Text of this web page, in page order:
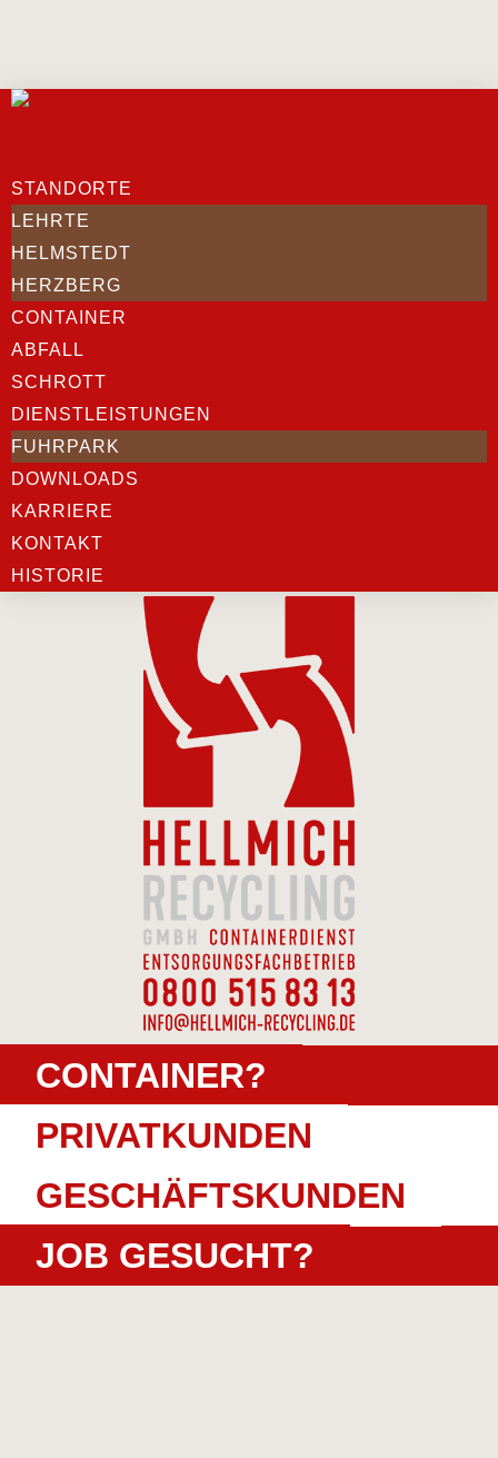
STANDORTE
LEHRTE
HELMSTEDT
HERZBERG
CONTAINER
ABFALL
SCHROTT
DIENSTLEISTUNGEN
FUHRPARK
DOWNLOADS
KARRIERE
KONTAKT
HISTORIE
CONTAINER?
PRIVATKUNDEN
GESCHÄFTSKUNDEN
JOB GESUCHT?